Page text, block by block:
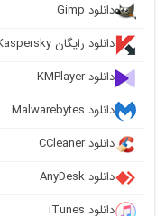
دانلود Gimp
دانلود رایگان Kaspersky
دانلود KMPlayer
دانلود Malwarebytes
دانلود CCleaner
دانلود AnyDesk
دانلود iTunes